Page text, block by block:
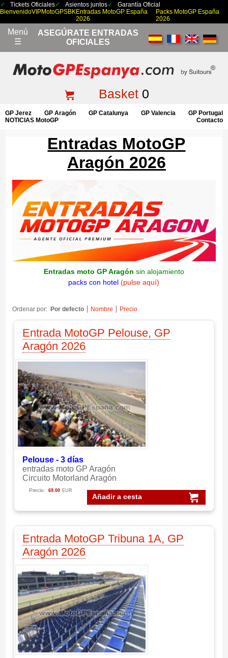
Tickets Oficiales Asientos juntos
Garantía Oficial
BienvenidoVIPMotoGPSBKEntradas MotoGP España
2026
Packs MotoGP España
2026
Menú
☰
ASEGÚRATE ENTRADAS
OFICIALES
Basket0
GP Jerez GP Aragón GP Catalunya GP Valencia
GP Portugal
NOTICIAS MotoGP
Contacto
Entradas MotoGP
Aragón 2026
Entradas moto GP Aragón sin alojamiento
packs con hotel (pulse aquí)
Ordenar por: Por defecto Nombre Precio
Entrada MotoGP Pelouse, GP
Aragón 2026
Pelouse - 3 días
entradas moto GP Aragón
Circuito Motorland Aragón
Añadir a cesta
Precio: 69.00 EUR
Entrada MotoGP Tribuna 1A, GP
Aragón 2026